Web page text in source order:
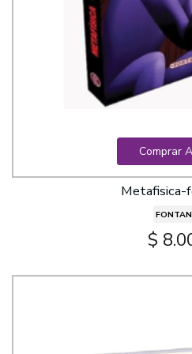
Comprar
Metafisica-
$